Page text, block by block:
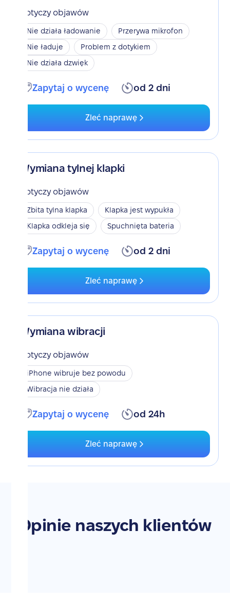
Dotyczy objawów
Nie działa ładowanie
Przerywa mikrofon
Nie ładuje
Problem z dotykiem
Nie działa dzwięk
Zapytaj o wycenę od 2 dni
Zleć naprawę
Wymiana tylnej klapki
Dotyczy objawów
Zbita tylna klapka
Klapka jest wypukła
Klapka odkleja się
Spuchnięta bateria
Zapytaj o wycenę od 2 dni
Zleć naprawę
Wymiana wibracji
Dotyczy objawów
iPhone wibruje bez powodu
Wibracja nie działa
Zapytaj o wycenę od 24h
Zleć naprawę
Opinie naszych klientów